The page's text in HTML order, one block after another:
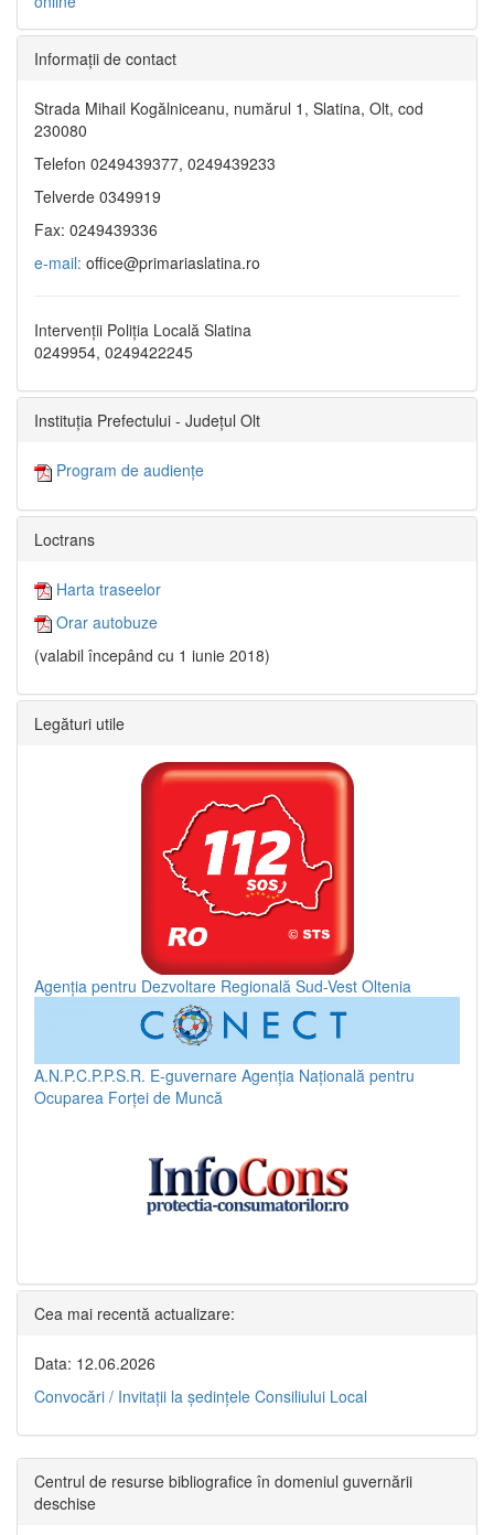
Informaţii de contact
Strada Mihail Kogălniceanu, numărul 1, Slatina, Olt, cod
230080
Telefon 0249439377, 0249439233
Telverde 0349919
Fax: 0249439336
e-mail: office@primariaslatina.ro
Intervenții Poliția Locală Slatina
0249954, 0249422245
Instituția Prefectului - Județul Olt
Program de audiențe
Loctrans
Harta traseelor
Orar autobuze
(valabil începând cu 1 iunie 2018)
Legături utile
Agenția pentru Dezvoltare Regională Sud-Vest Oltenia
A.N.P.C.P.P.S.R. E-guvernare Agenția Națională pentru
Ocuparea Forței de Muncă
Cea mai recentă actualizare:
Data: 12.06.2026
Convocări / Invitaţii la şedinţele Consiliului Local
Centrul de resurse bibliografice în domeniul guvernării
deschise